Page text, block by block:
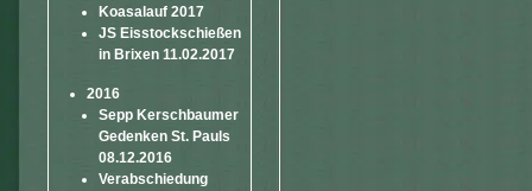
Koasalauf 2017
JS Eisstockschießen
in Brixen 11.02.2017
2016
Sepp Kerschbaumer
Gedenken St. Pauls
08.12.2016
Verabschiedung